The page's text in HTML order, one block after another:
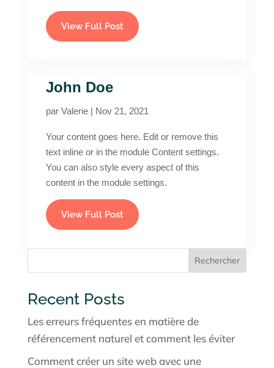
View Full Post
John Doe
par Valerie| Nov 21, 2021
Your content goes here. Edit or remove this
text inline or in the module Content settings.
You can also style every aspect of this
content in the module settings.
View Full Post
Rechercher
Recent Posts
Les erreurs fréquentes en matière de
référencement naturel et comment les éviter
Comment créer un site web avec une